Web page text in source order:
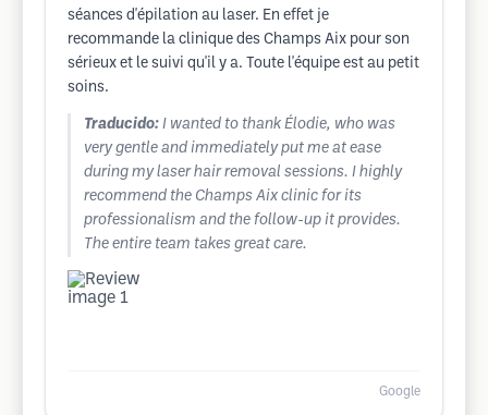
séances d'épilation au laser. En effet je
recommande la clinique des Champs Aix pour son
sérieux et le suivi qu'il y a. Toute l'équipe est au petit
soins.
Traducido: I wanted to thank Élodie, who was
very gentle and immediately put me at ease
during my laser hair removal sessions. I highly
recommend the Champs Aix clinic for its
professionalism and the follow-up it provides.
The entire team takes great care.
Google